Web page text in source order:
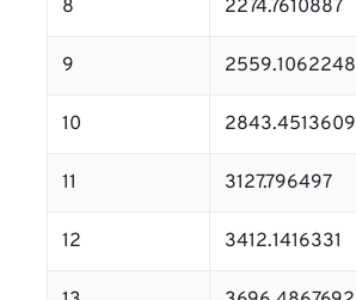
8 2274.7610887
9 2559.1062248
10 2843.4513609
11 3127.796497
12 3412.1416331